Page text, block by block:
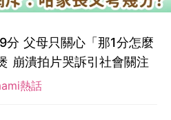
分 父母只關心「那1分怎麼
崩潰拍片哭訴引社會關注
熱話